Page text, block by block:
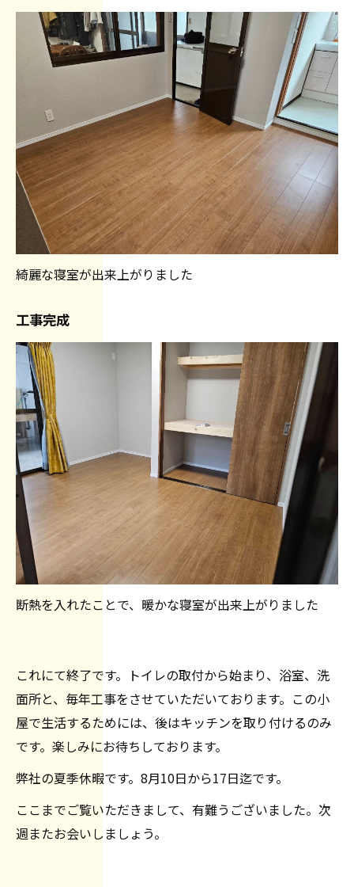
綺麗な寝室が出来上がりました
工事完成
断熱を入れたことで、暖かな寝室が出来上がりました
これにて終了です。トイレの取付から始まり、浴室、洗
面所と、毎年工事をさせていただいております。この小
屋で生活するためには、後はキッチンを取り付けるのみ
です。楽しみにお待ちしております。
弊社の夏季休暇です。8月10日から17日迄です。
ここまでご覧いただきまして、有難うございました。次
週またお会いしましょう。